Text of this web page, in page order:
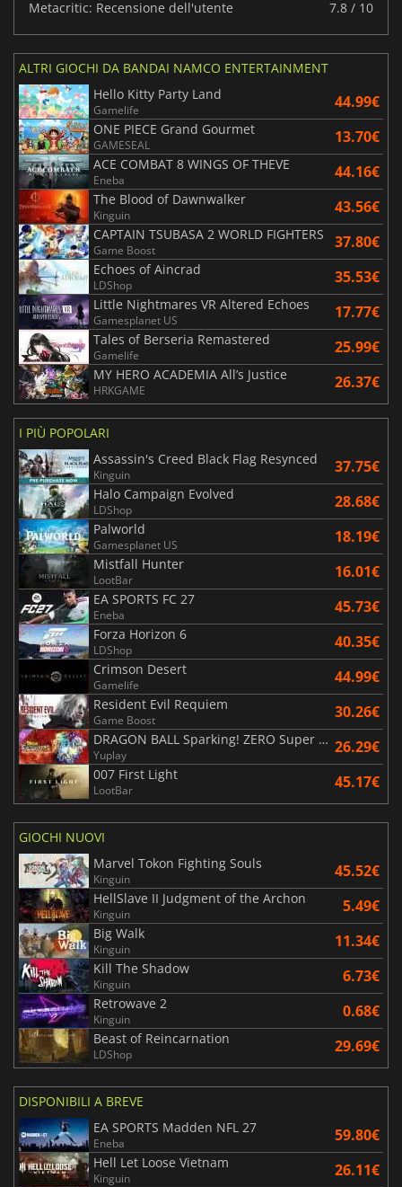
Metacritic: Recensione dell'utente 7.8 / 10
ALTRI GIOCHI DA BANDAI NAMCO ENTERTAINMENT
Hello Kitty Party Land
Gamelife 44.99€
ONE PIECE Grand Gourmet
GAMESEAL 13.70€
ACE COMBAT 8 WINGS OF THEVE
Eneba 44.16€
The Blood of Dawnwalker
Kinguin 43.56€
CAPTAIN TSUBASA 2 WORLD FIGHTERS
Game Boost 37.80€
Echoes of Aincrad
LDShop 35.53€
Little Nightmares VR Altered Echoes
Gamesplanet US 17.77€
Tales of Berseria Remastered
Gamelife 25.99€
MY HERO ACADEMIA All’s Justice
HRKGAME 26.37€
I PIÙ POPOLARI
Assassin's Creed Black Flag Resynced
Kinguin 37.75€
Halo Campaign Evolved
LDShop 28.68€
Palworld
Gamesplanet US 18.19€
Mistfall Hunter
LootBar 16.01€
EA SPORTS FC 27
Eneba 45.73€
Forza Horizon 6
LDShop 40.35€
Crimson Desert
Gamelife 44.99€
Resident Evil Requiem
Game Boost 30.26€
DRAGON BALL Sparking! ZERO Super Limit Breaking NEO
Yuplay 26.29€
007 First Light
LootBar 45.17€
GIOCHI NUOVI
Marvel Tokon Fighting Souls
Kinguin 45.52€
HellSlave II Judgment of the Archon
Kinguin 5.49€
Big Walk
Kinguin 11.34€
Kill The Shadow
Kinguin 6.73€
Retrowave 2
Kinguin 0.68€
Beast of Reincarnation
LDShop 29.69€
DISPONIBILI A BREVE
EA SPORTS Madden NFL 27
Eneba 59.80€
Hell Let Loose Vietnam
Kinguin 26.11€